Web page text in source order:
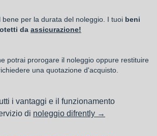
bene per la durata del noleggio. I tuoi beni
da assicurazione!
potrai prorogare il noleggio oppure restituire
una quotazione d'acquisto.
i vantaggi e il funzionamento
di noleggio difrently →